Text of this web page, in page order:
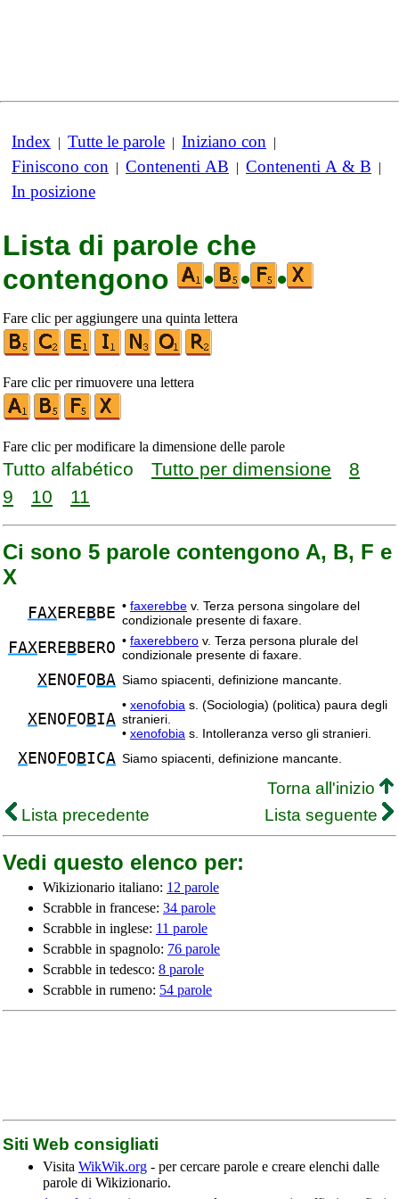
Index | Tutte le parole | Iniziano con |
Finiscono con | Contenenti AB | Contenenti A & B |
In posizione
Lista di parole che
contengono
• • •
Fare clic per aggiungere una quinta lettera
Fare clic per rimuovere una lettera
Fare clic per modificare la dimensione delle parole
Tutto alfabético Tutto per dimensione
8
9
10 11
Ci sono 5 parole contengono A, B, F e
X
FAXERE B BE • faxerebbe v. Terza persona singolare del
condizionale presente di faxare.
FAXERE B BERO • faxerebbero v. Terza persona plurale del
condizionale presente di faxare.
XENO FO BA Siamo spiacenti, definizione mancante.
XENO FO BIA
• xenofobia s. (Sociologia) (politica) paura degli
stranieri.
• xenofobia s. Intolleranza verso gli stranieri.
XENO FO BICA Siamo spiacenti, definizione mancante.
Torna all'inizio
Lista precedente
Lista seguente
Vedi questo elenco per:
Wikizionario italiano: 12 parole
Scrabble in francese: 34 parole
Scrabble in inglese: 11 parole
Scrabble in spagnolo: 76 parole
Scrabble in tedesco: 8 parole
Scrabble in rumeno: 54 parole
Siti Web consigliati
Visita WikWik.org - per cercare parole e creare elenchi dalle
parole di Wikizionario.